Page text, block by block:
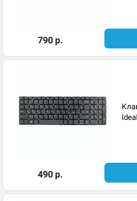
790 р.
490 р.